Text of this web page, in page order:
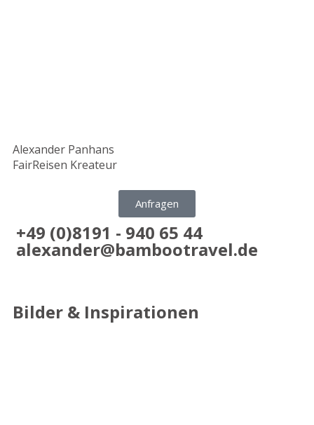
Alexander Panhans
FairReisen Kreateur
Anfragen
+49 (0)8191 - 940 65 44
alexander@bambootravel.de
Bilder & Inspirationen